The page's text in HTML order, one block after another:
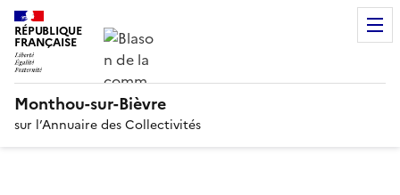
RÉPUBLIQUE
FRANÇAISE
Monthou-sur-Bièvre
sur l’Annuaire des Collectivités